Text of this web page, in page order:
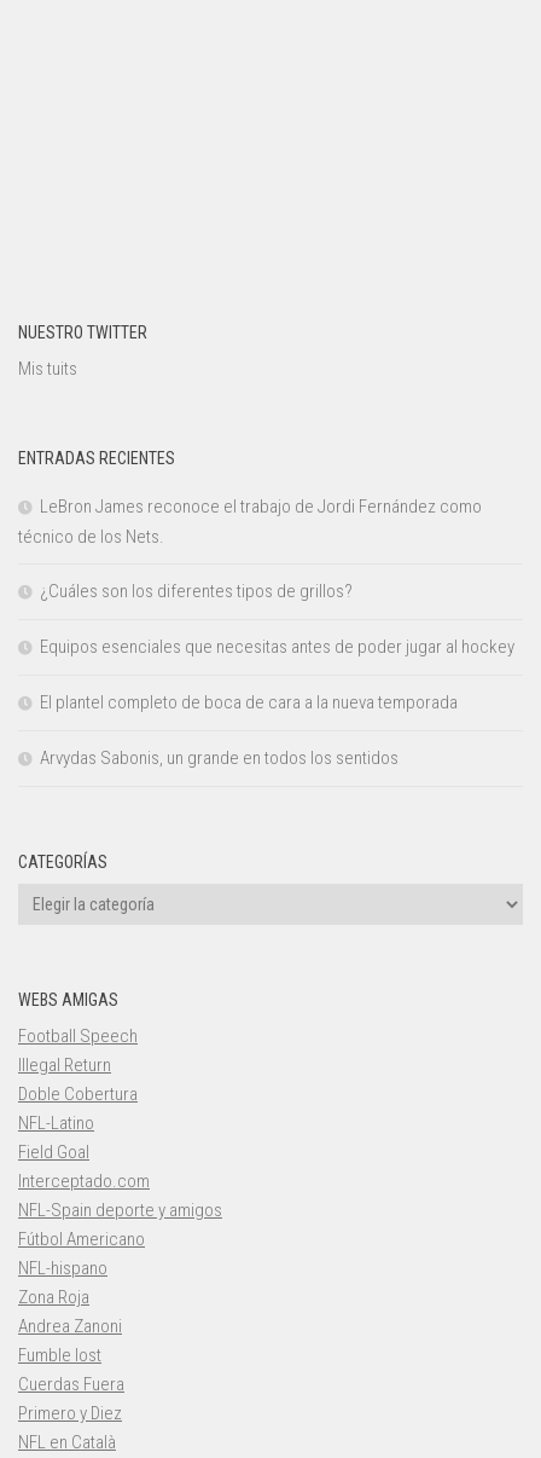
NUESTRO TWITTER
Mis tuits
ENTRADAS RECIENTES
LeBron James reconoce el trabajo de Jordi Fernández como
técnico de los Nets.
¿Cuáles son los diferentes tipos de grillos?
Equipos esenciales que necesitas antes de poder jugar al hockey
El plantel completo de boca de cara a la nueva temporada
Arvydas Sabonis, un grande en todos los sentidos
CATEGORÍAS
Categorías
WEBS AMIGAS
Football Speech
Illegal Return
Doble Cobertura
NFL-Latino
Field Goal
Interceptado.com
NFL-Spain deporte y amigos
Fútbol Americano
NFL-hispano
Zona Roja
Andrea Zanoni
Fumble lost
Cuerdas Fuera
Primero y Diez
NFL en Català